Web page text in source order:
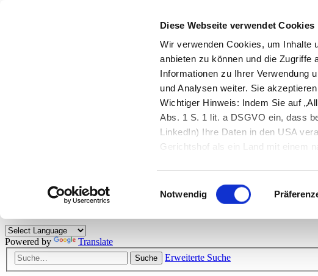
Diese Webseite verwendet Cookies
Wir verwenden Cookies, um Inhalte
anbieten zu können und die Zugriffe
Informationen zu Ihrer Verwendung
und Analysen weiter. Sie
Wichtiger Hinweis: Indem Sie auf
Abs. 1 S. 1 lit. a DSGVO ein, dass
LinkedIn) Ihre Daten in den USA
Gerichtshof als ein Land mit einem
Einwilligungsauswahl
Notwendig
Herzlich willkommen!
Kunden viele nützliche Hilfestellungen und interessante Tipps und Tricks.
Powered by Translate
Suche Erweiterte Suche